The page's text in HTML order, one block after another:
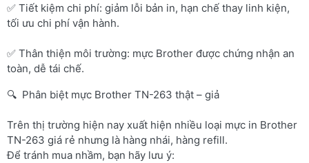
✅ Tiết kiệm chi phí: giảm lỗi bản in, hạn chế thay linh kiện,
tối ưu chi phí vận hành.
✅ Thân thiện môi trường: mực Brother được chứng nhận an
toàn, dễ tái chế.
🔍 Phân biệt mực Brother TN-263 thật – giả
Trên thị trường hiện nay xuất hiện nhiều loại mực in Brother
TN-263 giá rẻ nhưng là hàng nhái, hàng refill.
Để tránh mua nhầm, bạn hãy lưu ý: